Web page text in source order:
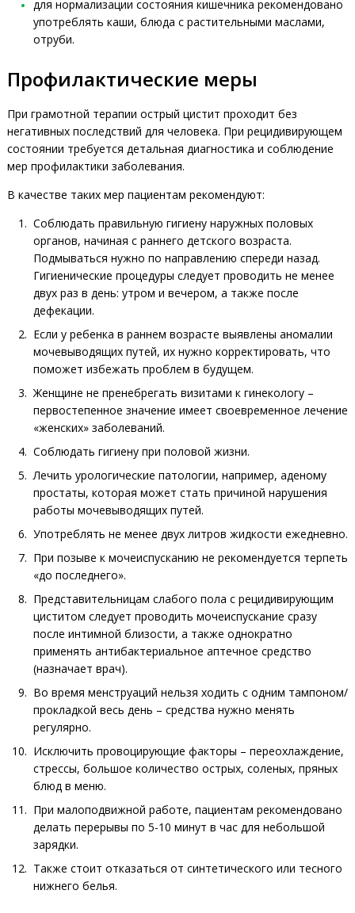
для нормализации состояния кишечника рекомендовано
употреблять каши, блюда с растительными маслами,
отруби.
Профилактические меры
При грамотной терапии острый цистит проходит без
негативных последствий для человека. При рецидивирующем
состоянии требуется детальная диагностика и соблюдение
мер профилактики заболевания.
В качестве таких мер пациентам рекомендуют:
Соблюдать правильную гигиену наружных половых
органов, начиная с раннего детского возраста.
Подмываться нужно по направлению спереди назад.
Гигиенические процедуры следует проводить не менее
двух раз в день: утром и вечером, а также после
дефекации.
Если у ребенка в раннем возрасте выявлены аномалии
мочевыводящих путей, их нужно корректировать, что
поможет избежать проблем в будущем.
Женщине не пренебрегать визитами к гинекологу –
первостепенное значение имеет своевременное лечение
«женских» заболеваний.
Соблюдать гигиену при половой жизни.
Лечить урологические патологии, например, аденому
простаты, которая может стать причиной нарушения
работы мочевыводящих путей.
Употреблять не менее двух литров жидкости ежедневно.
При позыве к мочеиспусканию не рекомендуется терпеть
«до последнего».
Представительницам слабого пола с рецидивирующим
циститом следует проводить мочеиспускание сразу
после интимной близости, а также однократно
применять антибактериальное аптечное средство
(назначает врач).
Во время менструаций нельзя ходить с одним тампоном/
прокладкой весь день – средства нужно менять
регулярно.
Исключить провоцирующие факторы – переохлаждение,
стрессы, большое количество острых, соленых, пряных
блюд в меню.
При малоподвижной работе, пациентам рекомендовано
делать перерывы по 5-10 минут в час для небольшой
зарядки.
Также стоит отказаться от синтетического или тесного
нижнего белья.